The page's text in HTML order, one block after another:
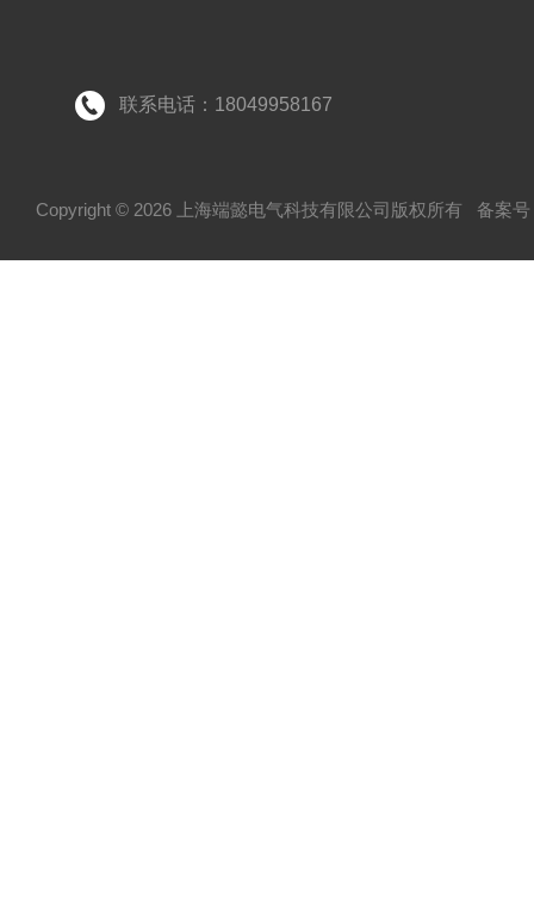
联系电话：18049958167
Copyright © 2026 上海端懿电气科技有限公司版权所有 备案号